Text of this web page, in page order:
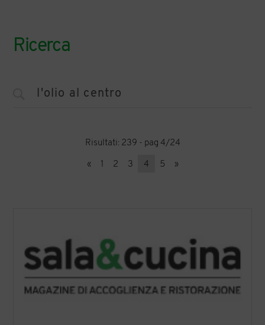
Ricerca
Risultati: 239 - pag 4/24
« 1 2 3 4 5 »